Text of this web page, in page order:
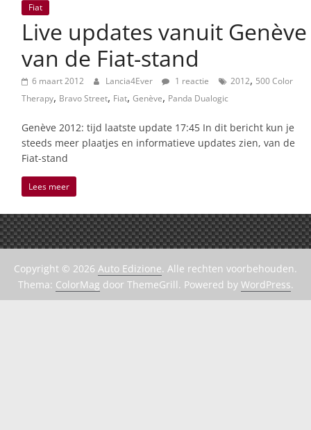
Italiaans
autonieuws
lifestyle
Fiat
Live updates vanuit Genève
van de Fiat-stand
6 maart 2012 Lancia4Ever 1 reactie 2012, 500 Color
Therapy, Bravo Street, Fiat, Genève, Panda Dualogic
Genève 2012: tijd laatste update 17:45 In dit bericht kun je
steeds meer plaatjes en informatieve updates zien, van de
Fiat-stand
Lees meer
Copyright © 2026 Auto Edizione. Alle rechten voorbehouden.
Thema: ColorMag door ThemeGrill. Powered by WordPress.